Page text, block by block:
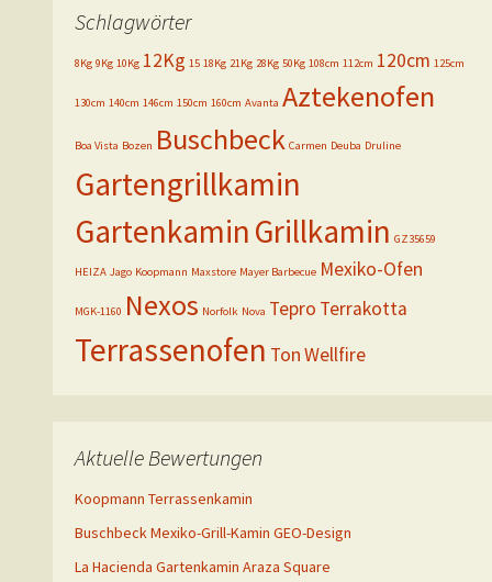
Schlagwörter
8Kg 9Kg 10Kg 12Kg 15 18Kg 21Kg 28Kg 50Kg 108cm 112cm 120cm 125cm
130cm 140cm 146cm 150cm 160cm Avanta Aztekenofen
Boa Vista Bozen Buschbeck Carmen Deuba Druline
Gartengrillkamin
GartenkaminGrillkamin GZ35659
HEIZA Jago Koopmann Maxstore Mayer Barbecue Mexiko-Ofen
MGK-1160 Nexos Norfolk Nova Tepro Terrakotta
Terrassenofen TonWellfire
Aktuelle Bewertungen
Koopmann Terrassenkamin
Buschbeck Mexiko-Grill-Kamin GEO-Design
La Hacienda Gartenkamin Araza Square